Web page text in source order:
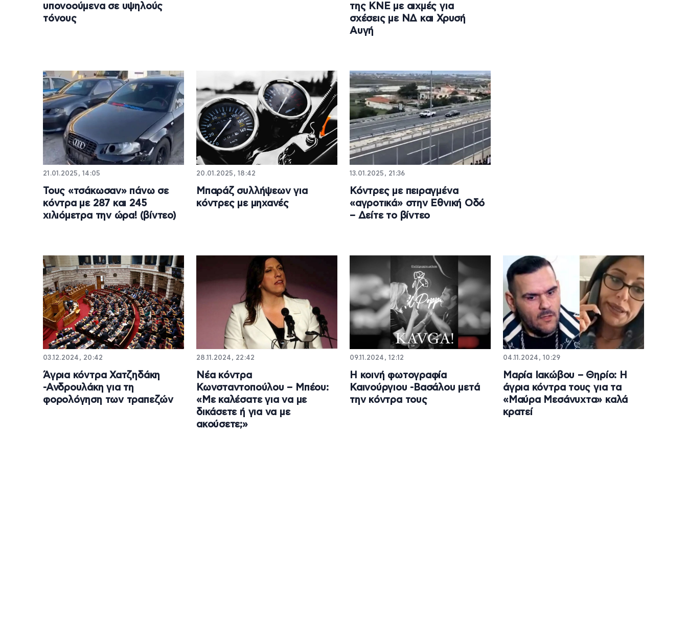
υπονοούμενα σε υψηλούς
τόνους
της ΚΝΕ με αιχμές για
σχέσεις με ΝΔ και Χρυσή
Αυγή
21.01.2025, 14:05
Τους «τσάκωσαν» πάνω σε
κόντρα με 287 και 245
χιλιόμετρα την ώρα! (βίντεο)
20.01.2025, 18:42
Μπαράζ συλλήψεων για
κόντρες με μηχανές
13.01.2025, 21:36
Κόντρες με πειραγμένα
«αγροτικά» στην Εθνική Οδό
– Δείτε το βίντεο
03.12.2024, 20:42
Άγρια κόντρα Χατζηδάκη
-Ανδρουλάκη για τη
φορολόγηση των τραπεζών
28.11.2024, 22:42
Νέα κόντρα
Κωνσταντοπούλου – Μπέου:
«Με καλέσατε για να με
δικάσετε ή για να με
ακούσετε;»
09.11.2024, 12:12
Η κοινή φωτογραφία
Καινούργιου -Βασάλου μετά
την κόντρα τους
04.11.2024, 10:29
Μαρία Ιακώβου – Θηρίο: Η
άγρια κόντρα τους για τα
«Μαύρα Μεσάνυχτα» καλά
κρατεί